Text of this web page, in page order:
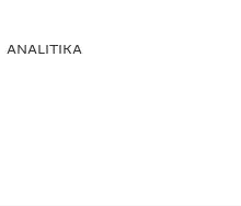
ANALITIKA